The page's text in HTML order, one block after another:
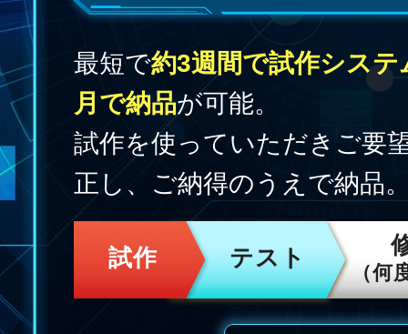
最短で約3週間で試作シス
月で納品が可能。
試作を使っていただきご要
正し、ご納得のうえで納品
試作 テスト
（何